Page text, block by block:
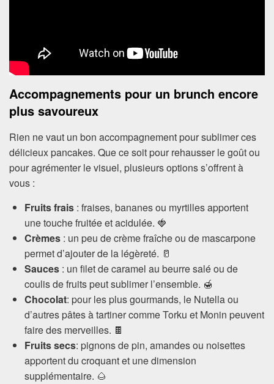
Accompagnements pour un brunch encore
plus savoureux
Rien ne vaut un bon accompagnement pour sublimer ces
délicieux pancakes. Que ce soit pour rehausser le goût ou
pour agrémenter le visuel, plusieurs options s’offrent à
vous :
Fruits frais : fraises, bananes ou myrtilles apportent
une touche fruitée et acidulée. 🍓
Crèmes : un peu de crème fraîche ou de mascarpone
permet d’ajouter de la légèreté. 🥛
Sauces : un filet de caramel au beurre salé ou de
coulis de fruits peut sublimer l’ensemble. 🍯
Chocolat: pour les plus gourmands, le Nutella ou
d’autres pâtes à tartiner comme Torku et Monin peuvent
faire des merveilles. 🍫
Fruits secs: pignons de pin, amandes ou noisettes
apportent du croquant et une dimension
supplémentaire. 🌰